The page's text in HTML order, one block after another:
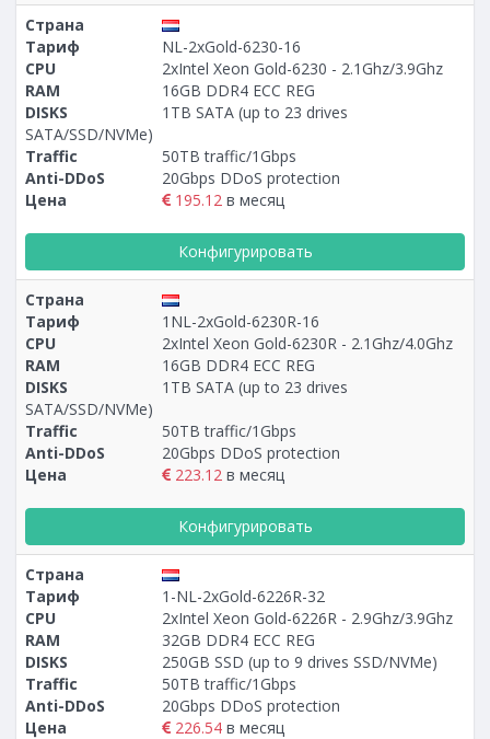
Страна
Тариф
NL-2xGold-6230-16
CPU
2xIntel Xeon Gold-6230 - 2.1Ghz/3.9Ghz
RAM
16GB DDR4 ECC REG
DISKS
1TB SATA (up to 23 drives
SATA/SSD/NVMe)
Traffic
50TB traffic/1Gbps
Anti-DDoS
20Gbps DDoS protection
Цена
195.12 в месяц
Конфигурировать
Страна
Тариф
1NL-2xGold-6230R-16
CPU
2xIntel Xeon Gold-6230R - 2.1Ghz/4.0Ghz
RAM
16GB DDR4 ECC REG
DISKS
1TB SATA (up to 23 drives
SATA/SSD/NVMe)
Traffic
50TB traffic/1Gbps
Anti-DDoS
20Gbps DDoS protection
Цена
223.12 в месяц
Конфигурировать
Страна
Тариф
1-NL-2xGold-6226R-32
CPU
2xIntel Xeon Gold-6226R - 2.9Ghz/3.9Ghz
RAM
32GB DDR4 ECC REG
DISKS
250GB SSD (up to 9 drives SSD/NVMe)
Traffic
50TB traffic/1Gbps
Anti-DDoS
20Gbps DDoS protection
Цена
226.54 в месяц